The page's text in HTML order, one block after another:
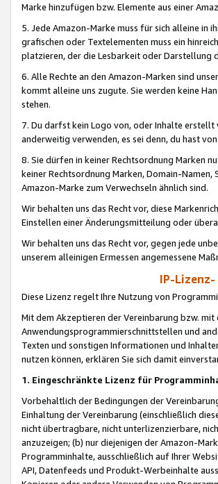
Marke hinzufügen bzw. Elemente aus einer
5. Jede Amazon-Marke muss für sich alleine in
grafischen oder Textelementen muss ein
platzieren, der die Lesbarkeit oder Darstellung
6. Alle Rechte an den Amazon-Marken sind
kommt alleine uns zugute. Sie werden keine
stehen.
7. Du darfst kein Logo von, oder Inhalte erstellt
anderweitig verwenden, es sei denn, du hast
8. Sie dürfen in keiner Rechtsordnung Marken
keiner Rechtsordnung Marken, Domain-
Amazon-Marke zum Verwechseln ähnlich sind.
Wir behalten uns das Recht vor, diese
Einstellen einer Änderungsmitteilung oder
Wir behalten uns das Recht vor, gegen jede
unserem alleinigen Ermessen angemessene
IP-
Diese Lizenz regelt Ihre Nutzung von
Mit dem Akzeptieren der Vereinbarung bzw.
Anwendungsprogrammierschnittstellen und
Texten und sonstigen Informationen und
nutzen können, erklären Sie sich damit
1. Eingeschränkte Lizenz für
Vorbehaltlich der Bedingungen der
Einhaltung der Vereinbarung (einschließlich
nicht übertragbare, nicht unterlizenzierbare,
anzuzeigen; (b) nur diejenigen der Amazon-
Programminhalte, ausschließlich auf Ihrer
API, Datenfeeds und Produkt-Werbeinhalte